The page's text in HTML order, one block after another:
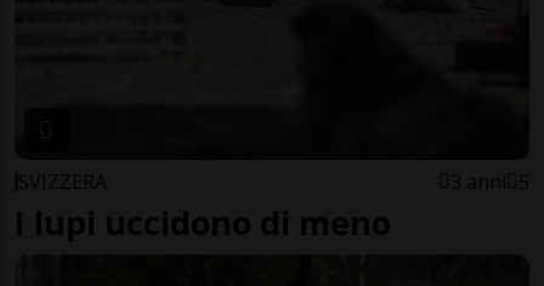
SVIZZERA 3 anni 5
I lupi uccidono di meno